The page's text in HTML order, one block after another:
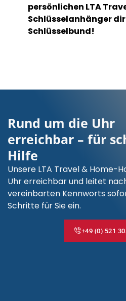
persönlichen LTA
Schlüsselanhänger
Schlüsselbund!
Rund um die Uhr
erreichbar – für
Hilfe
Unsere LTA Travel & Home-
Uhr erreichbar und leitet
vereinbarten Kennworts
Schritte für Sie ein.
+49 (0) 521